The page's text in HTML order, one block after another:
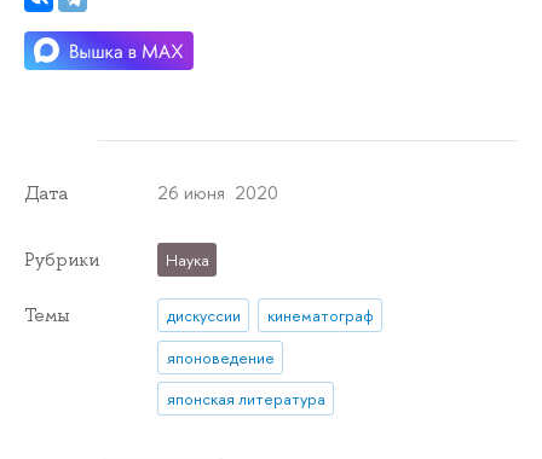
Дата 26 июня 2020
Рубрики Наука
Темы дискуссии
кинематограф
японоведение
японская литература